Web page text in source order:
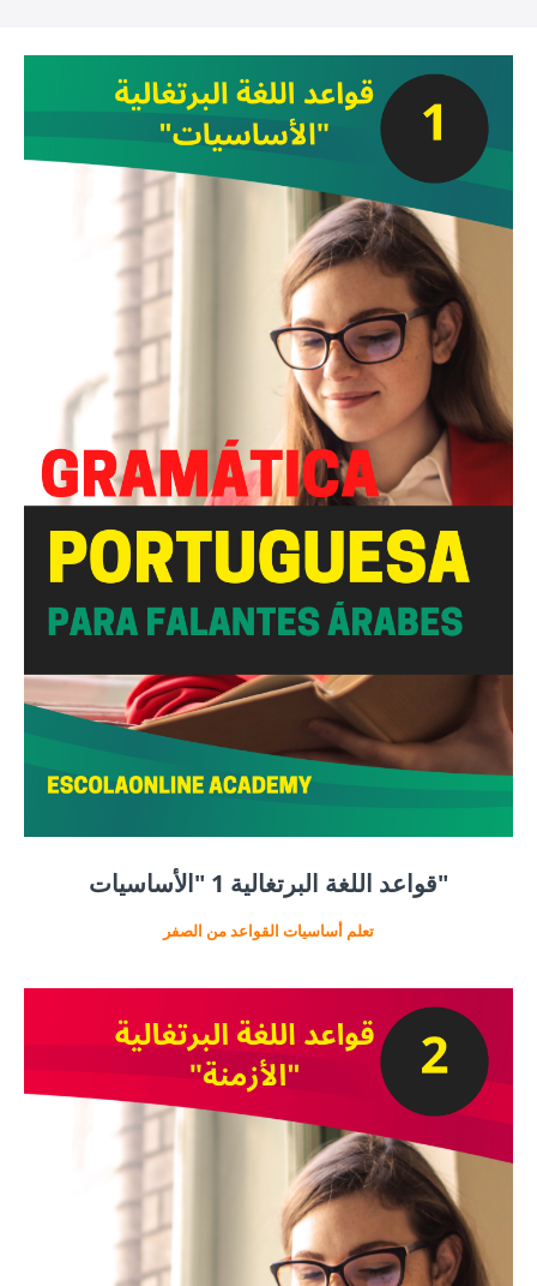
قواعد اللغة البرتغالية 1 "الأساسيات"
تعلم أساسيات القواعد من الصفر